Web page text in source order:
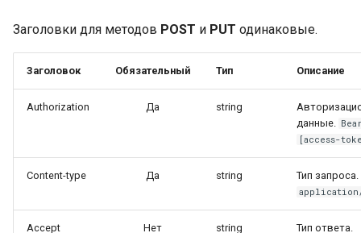
Заголовки для методов POST и PUT одинаковые.
Заголовок Обязательный Тип Описание
Authorization Да string
данные.
[access-
Content-type Да string Тип запроса.
Accept Нет string Тип ответа.